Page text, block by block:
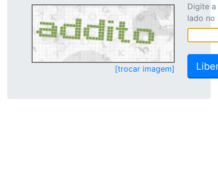
[trocar imagem]
Digite
lado no